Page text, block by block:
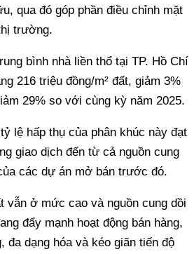
qua đó góp phần điều chỉnh mặt
trường.
bình nhà liền thổ tại TP. Hồ Chí
216 triệu đồng/m² đất, giảm 3%
29% so với cùng kỳ năm 2025.
lệ hấp thụ của phân khúc này đạt
giao dịch đến từ cả nguồn cung
các dự án mở bán trước đó.
vẫn ở mức cao và nguồn cung dồi
đẩy mạnh hoạt động bán hàng,
đa dạng hóa và kéo giãn tiến độ